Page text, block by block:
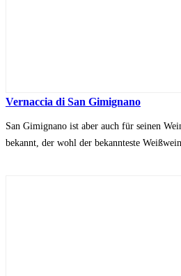
Vernaccia di San Gimignano
San Gimignano ist aber auch für seinen
bekannt, der wohl der bekannteste